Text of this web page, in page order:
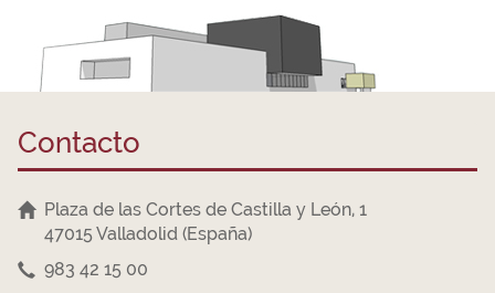
Contacto
Plaza de las Cortes de Castilla y León, 1
47015 Valladolid (España)
983 42 15 00